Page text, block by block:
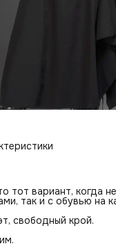
тот вариант, когда
так и с обувью на
свободный крой.